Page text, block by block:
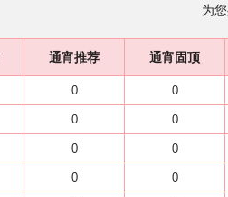
为
通宵推荐 通宵固顶
0 0
0 0
0 0
0 0